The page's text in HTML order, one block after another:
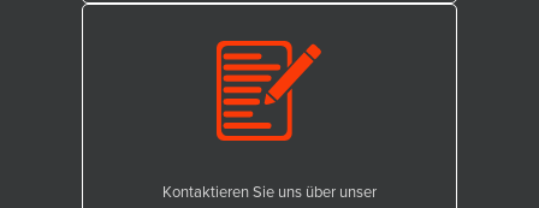
Kontaktieren Sie uns über unser